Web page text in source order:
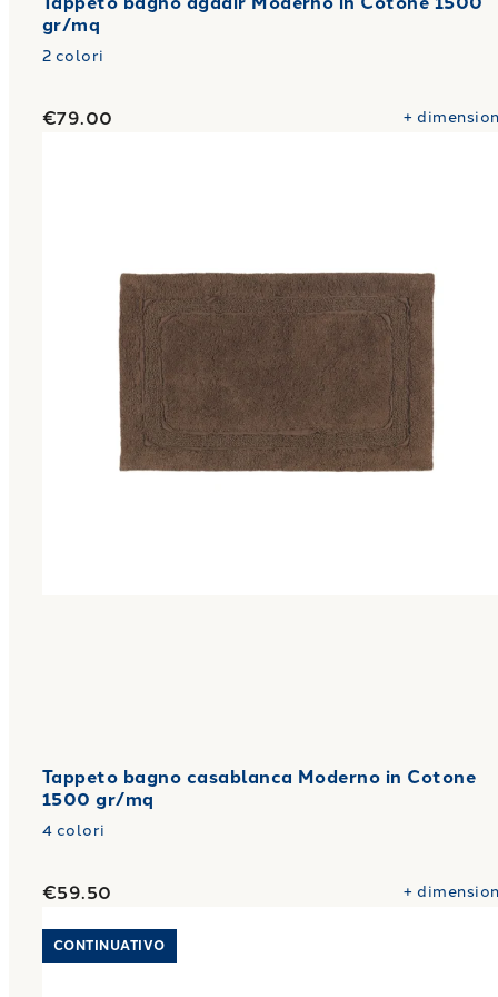
gr/mq
2 colori
€79.00 +
Tappeto bagno casablanca Moderno in Cotone
1500 gr/mq
4 colori
€59.50 +
CONTINUATIVO